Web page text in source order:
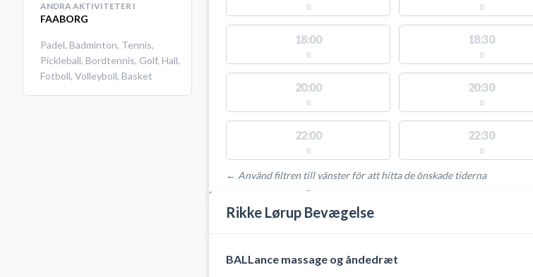
ANDRA AKTIVITETER I
FAABORG
Padel, Badminton, Tennis,
Pickleball, Bordtennis, Golf, Hall,
Fotboll, Volleyboll, Basket
0 0
18:00
0
18:30
0
20:00
0
20:30
0
22:00
0
22:30
0
← Använd filtren till vänster för att hitta de önskade tiderna
PLATSER MED TILLGÄNGLIGA AKTIVITETER
Rikke Lørup Bevægelse
BALLance massage og åndedræt